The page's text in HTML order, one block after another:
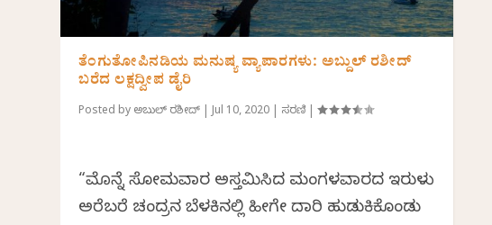
ತೆಂಗುತೋಪಿನಡಿಯ ಮನುಷ್ಯ ವ್ಯಾಪಾರಗಳು: ಅಬ್ದುಲ್ ರಶೀದ್
ಬರೆದ ಲಕ್ಷದ್ವೀಪ ಡೈರಿ
Posted by ಅಬ್ದುಲ್ ರಶೀದ್ |Jul 10, 2020 ಸರಣಿ |
“ಮೊನ್ನೆ ಸೋಮವಾರ ಅಸ್ತಮಿಸಿದ ಮಂಗಳವಾರದ ಇರುಳು
ಅರೆಬರೆ ಚಂದ್ರನ ಬೆಳಕಿನಲ್ಲಿ ಹೀಗೇ ದಾರಿ ಹುಡುಕಿಕೊಂಡು